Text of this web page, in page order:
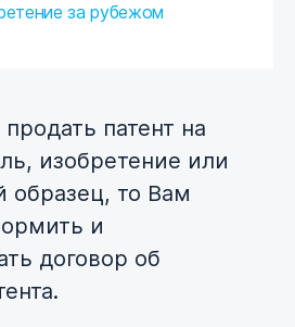
за рубежом
патент на
изобретение или
то Вам
и
договор об